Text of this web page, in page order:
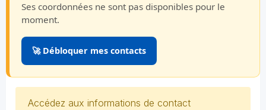
Ses coordonnées ne sont pas disponibles pour le
moment.
🚀 Débloquer mes contacts
Accédez aux informations de contact